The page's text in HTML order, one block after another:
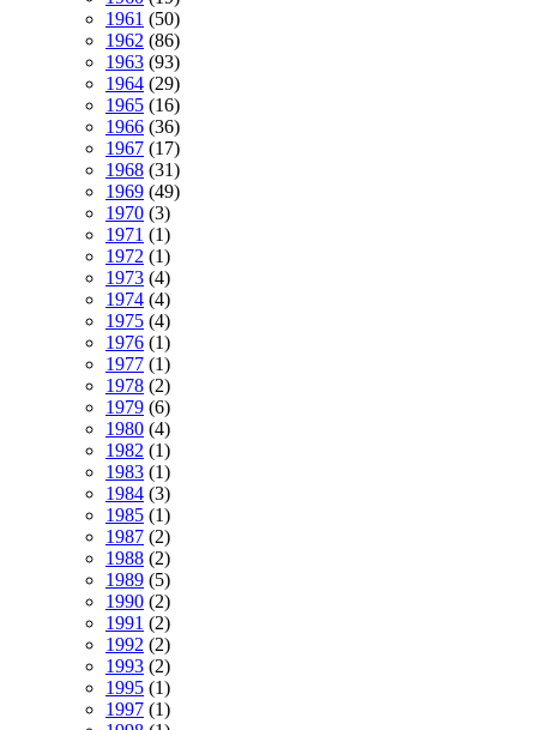
1961 (50)
1962 (86)
1963 (93)
1964 (29)
1965 (16)
1966 (36)
1967 (17)
1968 (31)
1969 (49)
1970 (3)
1971 (1)
1972 (1)
1973 (4)
1974 (4)
1975 (4)
1976 (1)
1977 (1)
1978 (2)
1979 (6)
1980 (4)
1982 (1)
1983 (1)
1984 (3)
1985 (1)
1987 (2)
1988 (2)
1989 (5)
1990 (2)
1991 (2)
1992 (2)
1993 (2)
1995 (1)
1997 (1)